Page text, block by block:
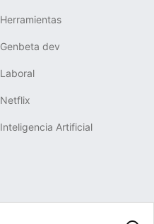
Herramientas
Genbeta dev
Laboral
Netflix
Inteligencia Artificial